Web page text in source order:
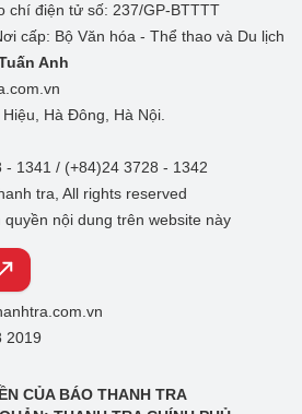
chí điện tử số: 237/GP-BTTTT
cấp: Bộ Văn hóa - Thể thao và Du lịch
Anh
Hà Đông, Hà Nội.
1341 / (+84)24 3728 - 1342
tra, All rights reserved
nội dung trên website này
2019
CỦA BÁO THANH TRA